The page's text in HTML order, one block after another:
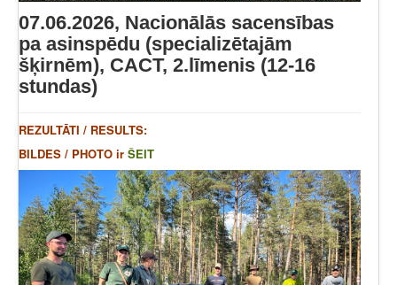
07.06.2026, Nacionālās sacensības
pa asinspēdu (specializētajām
šķirnēm), CACT, 2.līmenis (12-16
stundas)
REZULTĀTI / RESULTS:
BILDES / PHOTO ir ŠEIT